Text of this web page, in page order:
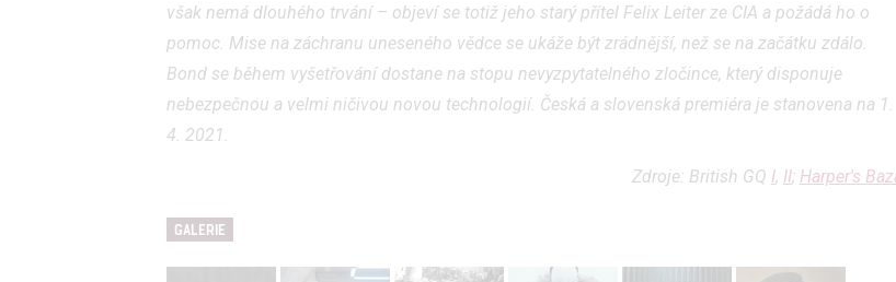
však nemá dlouhého trvání – objeví se totiž jeho starý přítel Felix Leiter ze CIA a požádá ho o
pomoc. Mise na záchranu uneseného vědce se ukáže být zrádnější, než se na začátku zdálo.
Bond se během vyšetřování dostane na stopu nevyzpytatelného zločince, který disponuje
nebezpečnou a velmi ničivou novou technologií. Česká a slovenská premiéra je stanovena na 1.
4. 2021.
Zdroje: British GQ I, II; Harper's
GALERIE
Udělením souhlasu s účely a funkcemi zde uvedenými dáváte nám
možnost: Zajištění bezpečnosti, předcházení a zjišťování podvodů a
Poskytování a zobrazování reklamy a obsahu